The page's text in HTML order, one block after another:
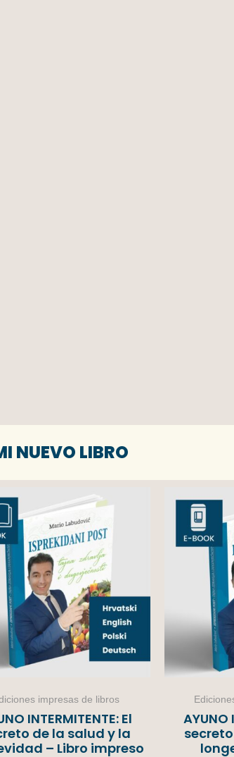
NUEVO LIBRO
impresas de libros
INTERMITENTE: El
de la salud y la
– Libro impreso
AYUNO